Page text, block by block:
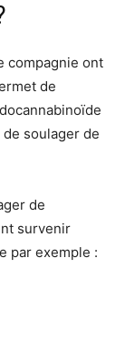
compagnie ont
de
soulager de
de
survenir
par exemple :